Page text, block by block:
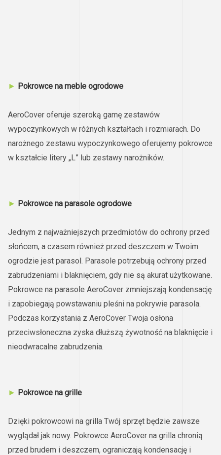
► Pokrowce na meble ogrodowe
AeroCover oferuje szeroką gamę zestawów
wypoczynkowych w różnych kształtach i rozmiarach. Do
narożnego zestawu wypoczynkowego oferujemy pokrowce
w kształcie litery „L” lub zestawy narożników.
► Pokrowce na parasole ogrodowe
Jednym z najważniejszych przedmiotów do ochrony przed
słońcem, a czasem również przed deszczem w Twoim
ogrodzie jest parasol. Parasole potrzebują ochrony przed
zabrudzeniami i blaknięciem, gdy nie są akurat użytkowane.
Pokrowce na parasole AeroCover zmniejszają kondensację
i zapobiegają powstawaniu pleśni na pokrywie parasola.
Podczas korzystania z AeroCover Twoja osłona
przeciwsłoneczna zyska dłuższą żywotność na blaknięcie i
nieodwracalne zabrudzenia.
► Pokrowce na grille
Dzięki pokrowcowi na grilla Twój sprzęt będzie zawsze
wyglądał jak nowy. Pokrowce AeroCover na grilla chronią
przed brudem i deszczem, ograniczają kondensację i